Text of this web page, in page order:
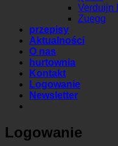
Verduijn
Zuegg
przepisy
Aktualności
O nas
hurtownia
Kontakt
Logowanie
Newsletter
Logowanie